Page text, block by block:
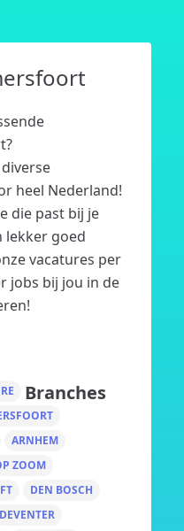
heel Nederland!
die past bij je
lekker goed
vacatures per
jobs bij jou in de
ARNHEM
ZOOM
DEN BOSCH
DEVENTER
Branches